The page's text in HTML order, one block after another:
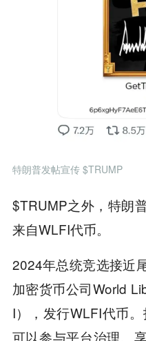
特朗普发帖宣传 $TRUMP
$TRUMP之外，特朗
来自WLFI代币。
2024年总统竞选接近
加密货币公司World
I），发行WLFI代币
可以参与平台治理、